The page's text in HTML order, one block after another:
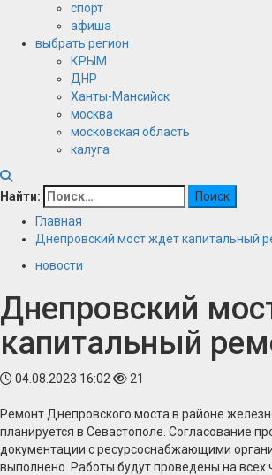
спорт
афиша
выбрать регион
КРЫМ
ДНР
Ханты-Мансийск
москва
московская область
калуга
Найти:
Главная
Днепровский мост ждёт капитальный
новости
Днепровский
капитальный
04.08.2023 16:02 21
Ремонт Днепровского моста в районе
планируется в Севастополе. Согласование
документации с ресурсоснабжающими
выполнено. Работы будут проведены на всех